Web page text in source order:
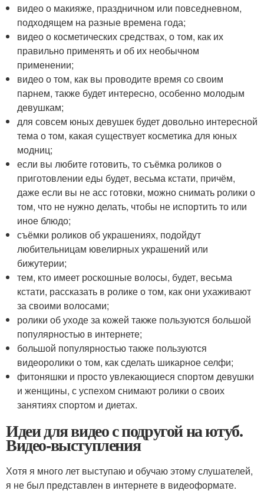
видео о макияже, праздничном или повседневном,
подходящем на разные времена года;
видео о косметических средствах, о том, как их
правильно применять и об их необычном
применении;
видео о том, как вы проводите время со своим
парнем, также будет интересно, особенно молодым
девушкам;
для совсем юных девушек будет довольно интересной
тема о том, какая существует косметика для юных
модниц;
если вы любите готовить, то съёмка роликов о
приготовлении еды будет, весьма кстати, причём,
даже если вы не асс готовки, можно снимать ролики о
том, что не нужно делать, чтобы не испортить то или
иное блюдо;
съёмки роликов об украшениях, подойдут
любительницам ювелирных украшений или
бижутерии;
тем, кто имеет роскошные волосы, будет, весьма
кстати, рассказать в ролике о том, как они ухаживают
за своими волосами;
ролики об уходе за кожей также пользуются большой
популярностью в интернете;
большой популярностью также пользуются
видеоролики о том, как сделать шикарное селфи;
фитоняшки и просто увлекающиеся спортом девушки
и женщины, с успехом снимают ролики о своих
занятиях спортом и диетах.
Идеи для видео с подругой на ютуб.
Видео-выступления
Хотя я много лет выступаю и обучаю этому слушателей,
я не был представлен в интернете в видеоформате.